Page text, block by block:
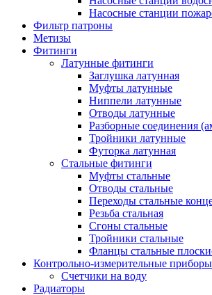
Насосные станции
Фильтр патроны
Метизы
Фитинги
Латунные фитинги
Заглушка латунная
Муфты латунные
Ниппели латунные
Отводы латунные
Разборные соединения
Тройники латунные
Футорка латунная
Стальные фитинги
Муфты стальные
Отводы стальные
Переходы стальные
Резьба стальная
Сгоны стальные
Тройники стальные
Фланцы стальные
Контрольно-измерительные
Счетчики на воду
Радиаторы